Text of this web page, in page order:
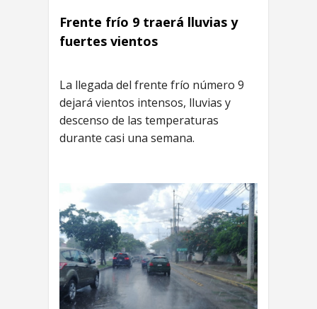
Frente frío 9 traerá lluvias y
fuertes vientos
La llegada del frente frío número 9
dejará vientos intensos, lluvias y
descenso de las temperaturas
durante casi una semana.